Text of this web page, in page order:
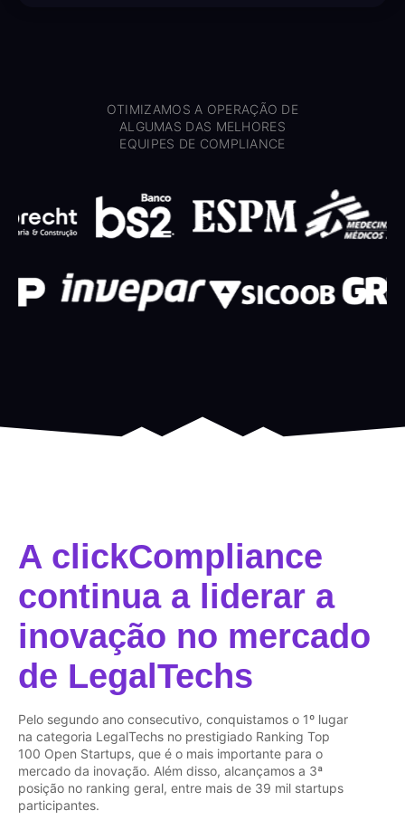
OTIMIZAMOS A OPERAÇÃO DE
ALGUMAS DAS MELHORES
EQUIPES DE COMPLIANCE
A clickCompliance
continua a liderar a
inovação no mercado
de LegalTechs
Pelo segundo ano consecutivo, conquistamos o 1º lugar
na categoria LegalTechs no prestigiado Ranking Top
100 Open Startups, que é o mais importante para o
mercado da inovação. Além disso, alcançamos a 3ª
posição no ranking geral, entre mais de 39 mil startups
participantes.